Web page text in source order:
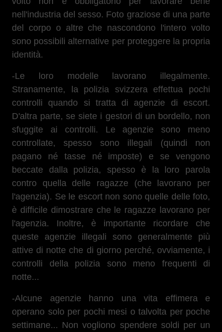
nell'industria del sesso. Foto graziose di una parte
del corpo o altre che nascondono l'intero volto
sono possibili alternative per proteggere la propria
identità.
-Le loro modelle lavorano illegalmente.
Stranamente, la polizia svizzera effettua pochi
controlli quando si tratta di agenzie di escort.
D'altra parte, se siete i gestori di un bordello, non
sfuggite ai controlli. Le agenzie sono meno
controllate, spesso sono illegali (quindi non
pagano né tasse né imposte) e se vengono
beccate dalla polizia, spesso è la loro parola
contro quella delle ragazze (che lavorano per
l'agenzia). Se le escort non sono quelle delle foto,
è difficile dimostrare che le ragazze lavorano per
l'agenzia. Inoltre, è importante ricordare che
queste agenzie illegali sono generalmente più
attive di notte che di giorno perché, ovviamente, i
controlli della polizia sono meno frequenti di
notte...
-Alcune agenzie hanno una vita effimera e
operano solo per pochi mesi o talvolta per poche
settimane... Non vogliono spendere soldi per un